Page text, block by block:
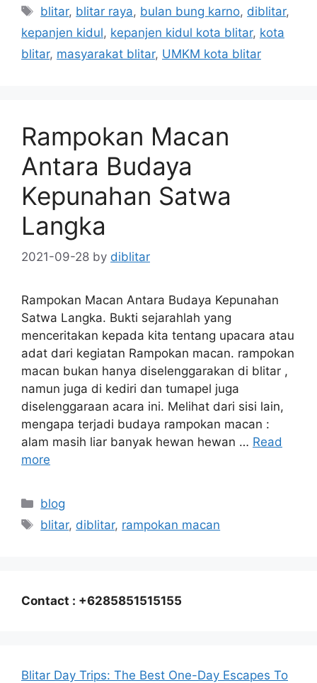
Tags
blitar, blitar raya, bulan bung karno, diblitar,
kepanjen kidul, kepanjen kidul kota blitar, kota
blitar, masyarakat blitar, UMKM kota blitar
Rampokan Macan
Antara Budaya
Kepunahan Satwa
Langka
2021-09-28 by diblitar
Rampokan Macan Antara Budaya Kepunahan
Satwa Langka. Bukti sejarahlah yang
menceritakan kepada kita tentang upacara atau
adat dari kegiatan Rampokan macan. rampokan
macan bukan hanya diselenggarakan di blitar ,
namun juga di kediri dan tumapel juga
diselenggaraan acara ini. Melihat dari sisi lain,
mengapa terjadi budaya rampokan macan :
alam masih liar banyak hewan hewan … Read
more
Categories
blog
Tags
blitar, diblitar, rampokan macan
Contact : +6285851515155
Blitar Day Trips: The Best One-Day Escapes To